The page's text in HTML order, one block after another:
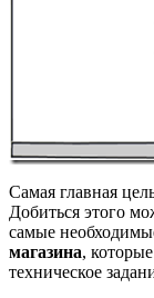
Самая главная
Добиться этого
самые
магазина,
техническое